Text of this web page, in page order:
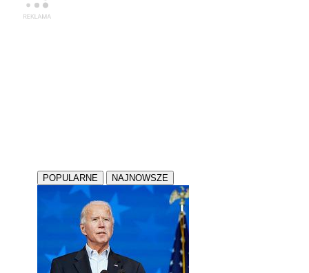
POPULARNE NAJNOWSZE